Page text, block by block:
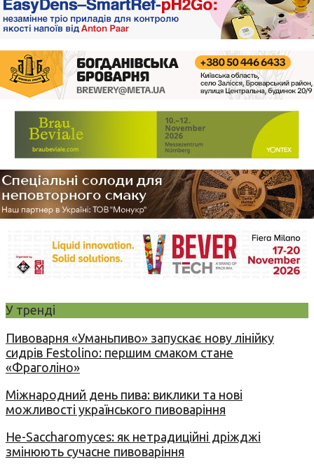
У тренді
Пивоварня «Уманьпиво» запускає нову лінійку
сидрів Festolino: першим смаком стане
«Фраголіно»
Міжнародний день пива: виклики та нові
можливості українського пивоваріння
Не-Saccharomyces: як нетрадиційні дріжджі
змінюють сучасне пивоваріння